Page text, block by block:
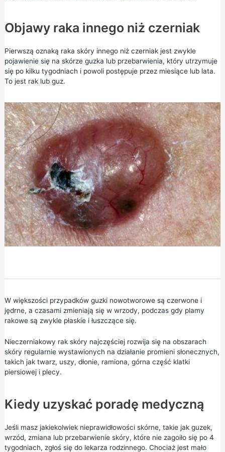
Objawy raka innego niż czerniak
Pierwszą oznaką raka skóry innego niż czerniak jest zwykle
pojawienie się na skórze guzka lub przebarwienia, który utrzymuje
się po kilku tygodniach i powoli postępuje przez miesiące lub lata.
To jest rak lub guz.
W większości przypadków guzki nowotworowe są czerwone i
jędrne, a czasami zmieniają się w wrzody, podczas gdy plamy
rakowe są zwykle płaskie i łuszczące się.
Nieczerniakowy rak skóry najczęściej rozwija się na obszarach
skóry regularnie wystawionych na działanie promieni słonecznych,
takich jak twarz, uszy, dłonie, ramiona, górna część klatki
piersiowej i plecy.
Kiedy uzyskać poradę medyczną
Jeśli masz jakiekolwiek nieprawidłowości skórne, takie jak guzek,
wrzód, zmiana lub przebarwienie skóry, które nie zagoiło się po 4
tygodniach, zgłoś się do lekarza rodzinnego. Chociaż jest mało